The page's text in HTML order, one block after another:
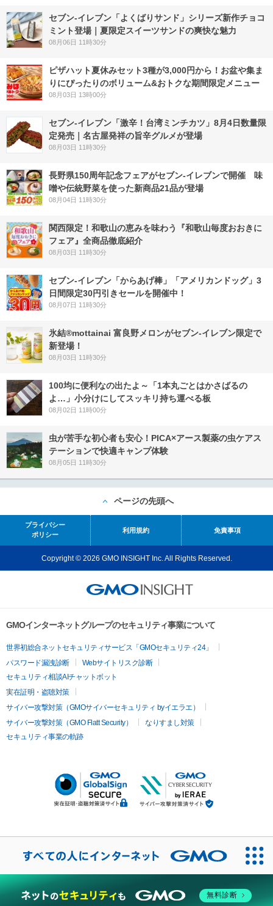
セブン‐イレブン「よくばりサンド」シリーズ新作チョコ
ミント登場｜夏限定スイーツサンドの爽快な魅力
08月06日 11時30分
ピザハット夏休みセット3種が3,000円から！お盆や集ま
りにぴったりのボリューム&おトクな期間限定メニュー
08月03日 13時00分
セブン-イレブン「激辛！台湾ミンチカツ」8月4日数量限
定発売｜名古屋発祥の旨辛グルメが登場
08月03日 11時30分
長野県150周年記念フェアがセブン-イレブンで開催 味
噌や伝統野菜を使った新商品21品が登場
08月04日 11時30分
関西限定！和歌山の恵みを味わう『和歌山毎度おおきに
フェア』全商品徹底紹介
08月03日 11時30分
セブン‐イレブン「からあげ棒」「アメリカンドッグ」3
日間限定30円引きセールを開催中！
08月07日 11時30分
氷結®mottainai 富良野メロンがセブン‐イレブン限定で
新登場！
08月03日 11時30分
100均に便利なの出たよ～「1本丸ごとはかさばるの
よ…」小分けにしてスッキリ持ち運べる板
08月02日 11時00分
虫が苦手な初心者も安心！PICA×アース製薬の虫ケアス
テーションで快適キャンプ体験
08月05日 11時30分
ページの先頭へ
プライバシー
ポリシー
利用規約 免責事項
Copyright © 2026 GMO INSIGHT Inc. All Rights Reserved.
GMOインターネットグループのセキュリティ事業について
世界初総合ネットセキュリティサービス「GMOセキュリティ24」
パスワード漏洩診断
Webサイトリスク診断
セキュリティ相談AIチャットボット
実在証明・盗聴対策
サイバー攻撃対策（GMOサイバーセキュリティ byイエラエ）
サイバー攻撃対策（GMO Flatt Security）
なりすまし対策
セキュリティ事業の軌跡
無料診断